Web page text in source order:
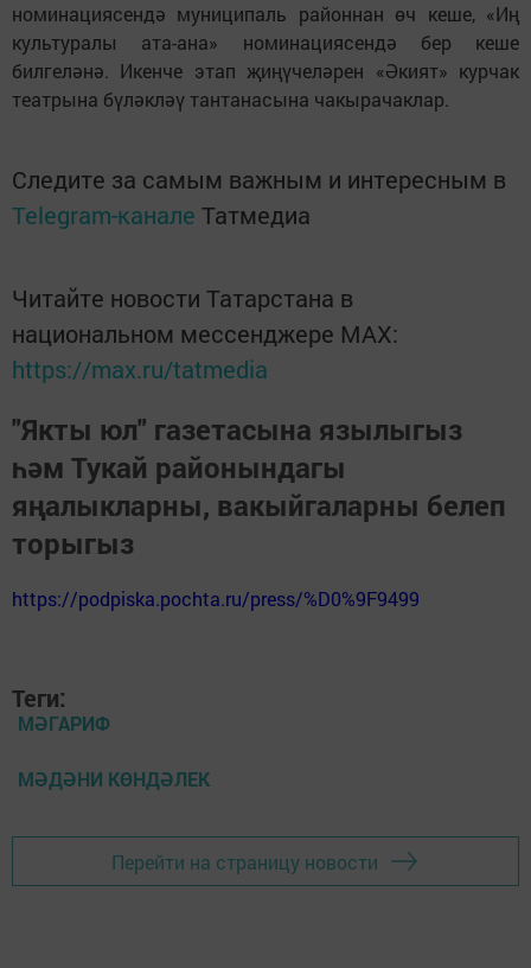
номинациясендә муниципаль районнан өч кеше, «Иң
культуралы ата-ана» номинациясендә бер кеше
билгеләнә. Икенче этап җиңүчеләрен «Әкият» курчак
театрына бүләкләү тантанасына чакырачаклар.
Следите за самым важным и интересным в
Telegram-канале Татмедиа
Читайте новости Татарстана в
национальном мессенджере MАХ:
https://max.ru/tatmedia
"Якты юл" газетасына язылыгыз
һәм Тукай районындагы
яңалыкларны, вакыйгаларны белеп
торыгыз
https://podpiska.pochta.ru/press/%D0%9F9499
Теги:
МӘГАРИФ
МӘДӘНИ КӨНДӘЛЕК
Перейти на страницу новости